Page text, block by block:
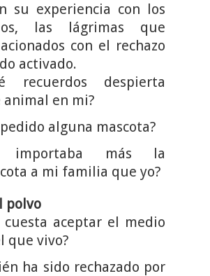
su experiencia con los
las lágrimas que
con el rechazo
activado.
recuerdos despierta
animal en mi?
pedido alguna mascota?
importaba más la
a mi familia que yo?
polvo
cuesta aceptar el medio
que vivo?
ha sido rechazado por